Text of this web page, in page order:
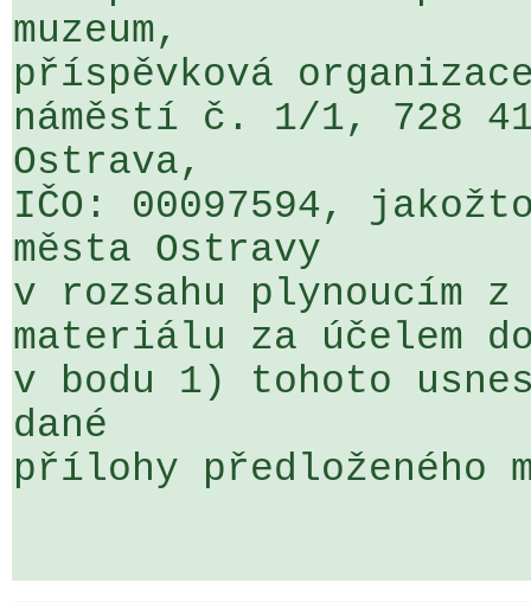
muzeum,
příspěvková
náměstí č. 1/1, 728
Ostrava,
IČO: 00097594,
města Ostravy
v rozsahu plynoucím
materiálu za účelem
v bodu 1) tohoto
dané
přílohy předloženého